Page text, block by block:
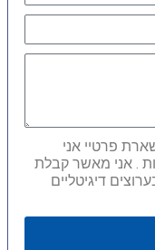
פרטיי אני
. אני מאשר קבלת
דיגיטליים